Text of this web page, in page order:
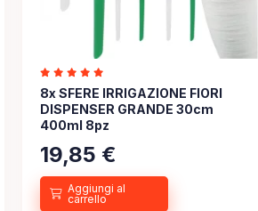
8x SFERE IRRIGAZIONE FIORI
DISPENSER GRANDE 30cm
400ml 8pz
19,85 €